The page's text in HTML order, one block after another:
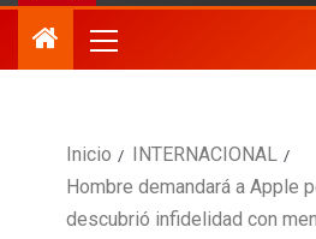
Inicio
INTERNACIONAL
Hombre demandará a Apple
descubrió infidelidad con